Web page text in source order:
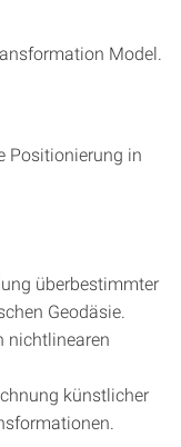
Model
Positionierung in
überbestimmter
Geodäsie
nichtlinearen
künstlicher